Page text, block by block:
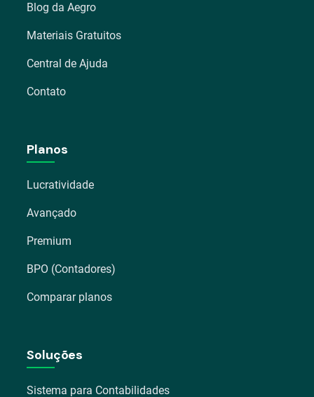
Blog da Aegro
Materiais Gratuitos
Central de Ajuda
Contato
Planos
Lucratividade
Avançado
Premium
BPO (Contadores)
Comparar planos
Soluções
Sistema para Contabilidades